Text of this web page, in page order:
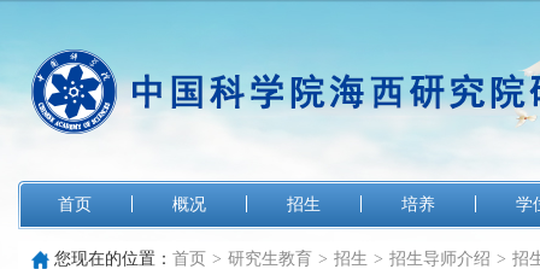
首页 概况 招生 培养 学
您现在的位置： 首页 > 研究生教育 > 招生 > 招生导师介绍 > 招